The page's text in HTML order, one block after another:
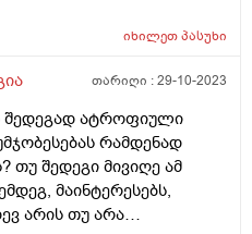
მერე უკვე მაქვს
რომ ამის ადგილზე
პიგმენტს აქვს ფერი
ინფორმაციის მოძიება
ერქვას ე.წ “PIH“
ითარგმნება თუმცა
ჩნდება კაპილარების
იხილეთპასუხი
თარიღი :29-10-2023
შედეგად ატროფიული
რამდენად
თუ შედეგი მივიღე ამ
მაინტერესებს,
არის თუ არა